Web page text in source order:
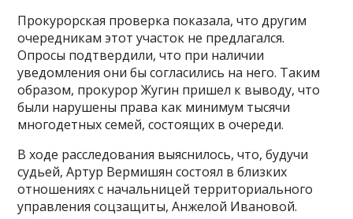
Прокурорская проверка показала, что другим
очередникам этот участок не предлагался.
Опросы подтвердили, что при наличии
уведомления они бы согласились на него. Таким
образом, прокурор Жугин пришел к выводу, что
были нарушены права как минимум тысячи
многодетных семей, состоящих в очереди.
В ходе расследования выяснилось, что, будучи
судьей, Артур Вермишян состоял в близких
отношениях с начальницей территориального
управления соцзащиты, Анжелой Ивановой.